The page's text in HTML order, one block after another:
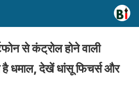
से कंट्रोल होने वाली
है धमाल, देखें धांसू फिचर्स और